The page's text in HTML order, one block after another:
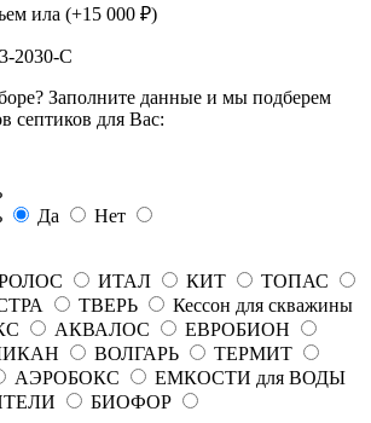
ила (+15 000 ₽)
Заполните данные и мы подберем
септиков для Вас:
Да
Нет
ИТАЛ КИТ
ТОПАС
ТВЕРЬ
Кессон для скважины
АКВАЛОС
ЕВРОБИОН
ВОЛГАРЬ
ТЕРМИТ
АЭРОБОКС
ЕМКОСТИ для ВОДЫ
БИОФОР